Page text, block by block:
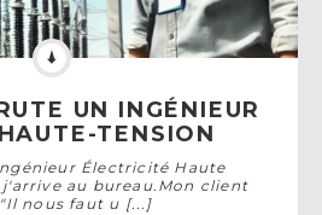
UN INGÉNIEUR
TENSION
Électricité Haute
au bureau.Mon client
nous faut u [...]